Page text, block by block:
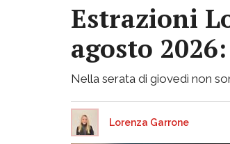
Estrazioni
agosto
Nella serata di giovedì non
Lorenza Garrone